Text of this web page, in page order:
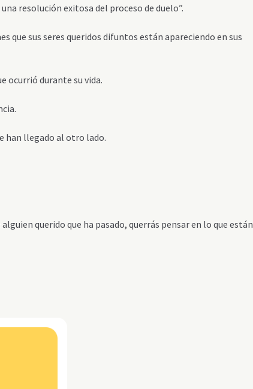
resolución exitosa del proceso de duelo”.
que sus seres queridos difuntos están apareciendo en sus
ocurrió durante su vida.
han llegado al otro lado.
querido que ha pasado, querrás pensar en lo que están